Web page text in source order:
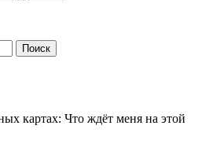
картах: Что ждёт меня на этой